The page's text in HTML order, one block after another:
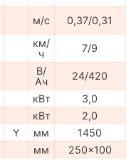
м/с
0,37/0,31
км/
ч
7/9
В/
Ач
24/420
кВт
3,0
кВт
2,0
Y мм
1450
мм
250x100